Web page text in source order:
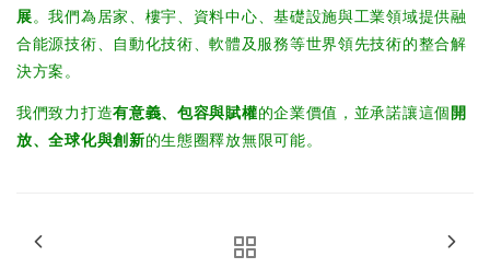
展。我們為居家、樓宇、資料中心、基礎設施與工業領域提供融
合能源技術、自動化技術、軟體及服務等世界領先技術的整合解
決方案。
我們致力打造有意義、包容與賦權的企業價值，並承諾讓這個開
放、全球化與創新的生態圈釋放無限可能。